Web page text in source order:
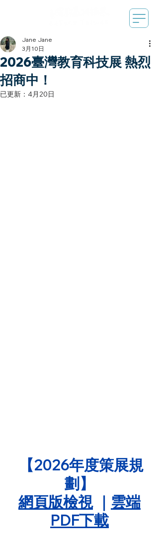
2026臺灣教育科技展 熱烈
招商中！
Jane Jane
3月10日
已更新： 4月20日
【2026年度策展規
劃】
網頁版檢視 ｜ 雲端
PDF下載